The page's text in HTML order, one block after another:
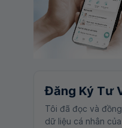
Đăng Ký Tư
Tôi đã đọc và
dữ liệu cá nhân